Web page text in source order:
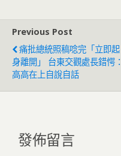
Previous Post
痛批總統照稿唸完「立即起
身離開」 台東交觀處長錯愕：
高高在上自說自話
發佈留言